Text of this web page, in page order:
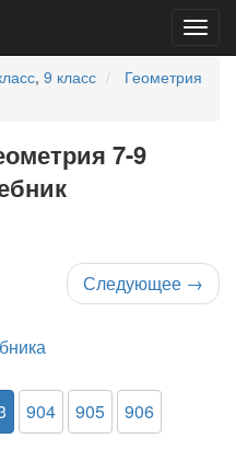
, 9 класс
Геометрия
7-9
Следующее →
904 905 906